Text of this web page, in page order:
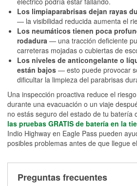
Los limpiaparabrisas dejan rayas
— la visibilidad reducida aumenta el
Los neumáticos tienen poca
rodadura — una tracción deficiente
carreteras mojadas o cubiertas de
Los niveles de anticongelante o
están bajos — esto puede provocar
dificultar la limpieza del parabrisas
Una inspección proactiva reduce el
durante una evacuación o un viaje
no estás seguro del estado de tu batería
las pruebas GRATIS de batería en la
Indio Highway en Eagle Pass pueden
posibles problemas antes de que llegue
Preguntas frecuentes